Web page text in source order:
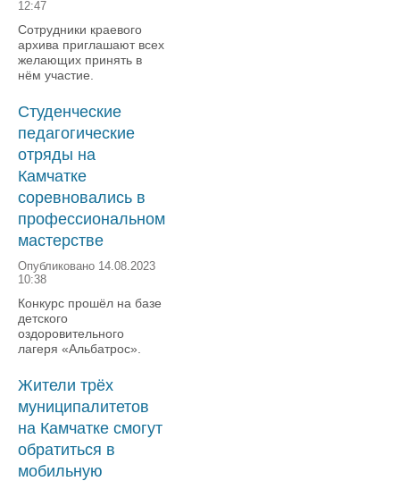
12:47
Сотрудники краевого
архива приглашают всех
желающих принять в
нём участие.
Студенческие
педагогические
отряды на
Камчатке
соревновались в
профессиональном
мастерстве
Опубликовано 14.08.2023
10:38
Конкурс прошёл на базе
детского
оздоровительного
лагеря «Альбатрос».
Жители трёх
муниципалитетов
на Камчатке смогут
обратиться в
мобильную